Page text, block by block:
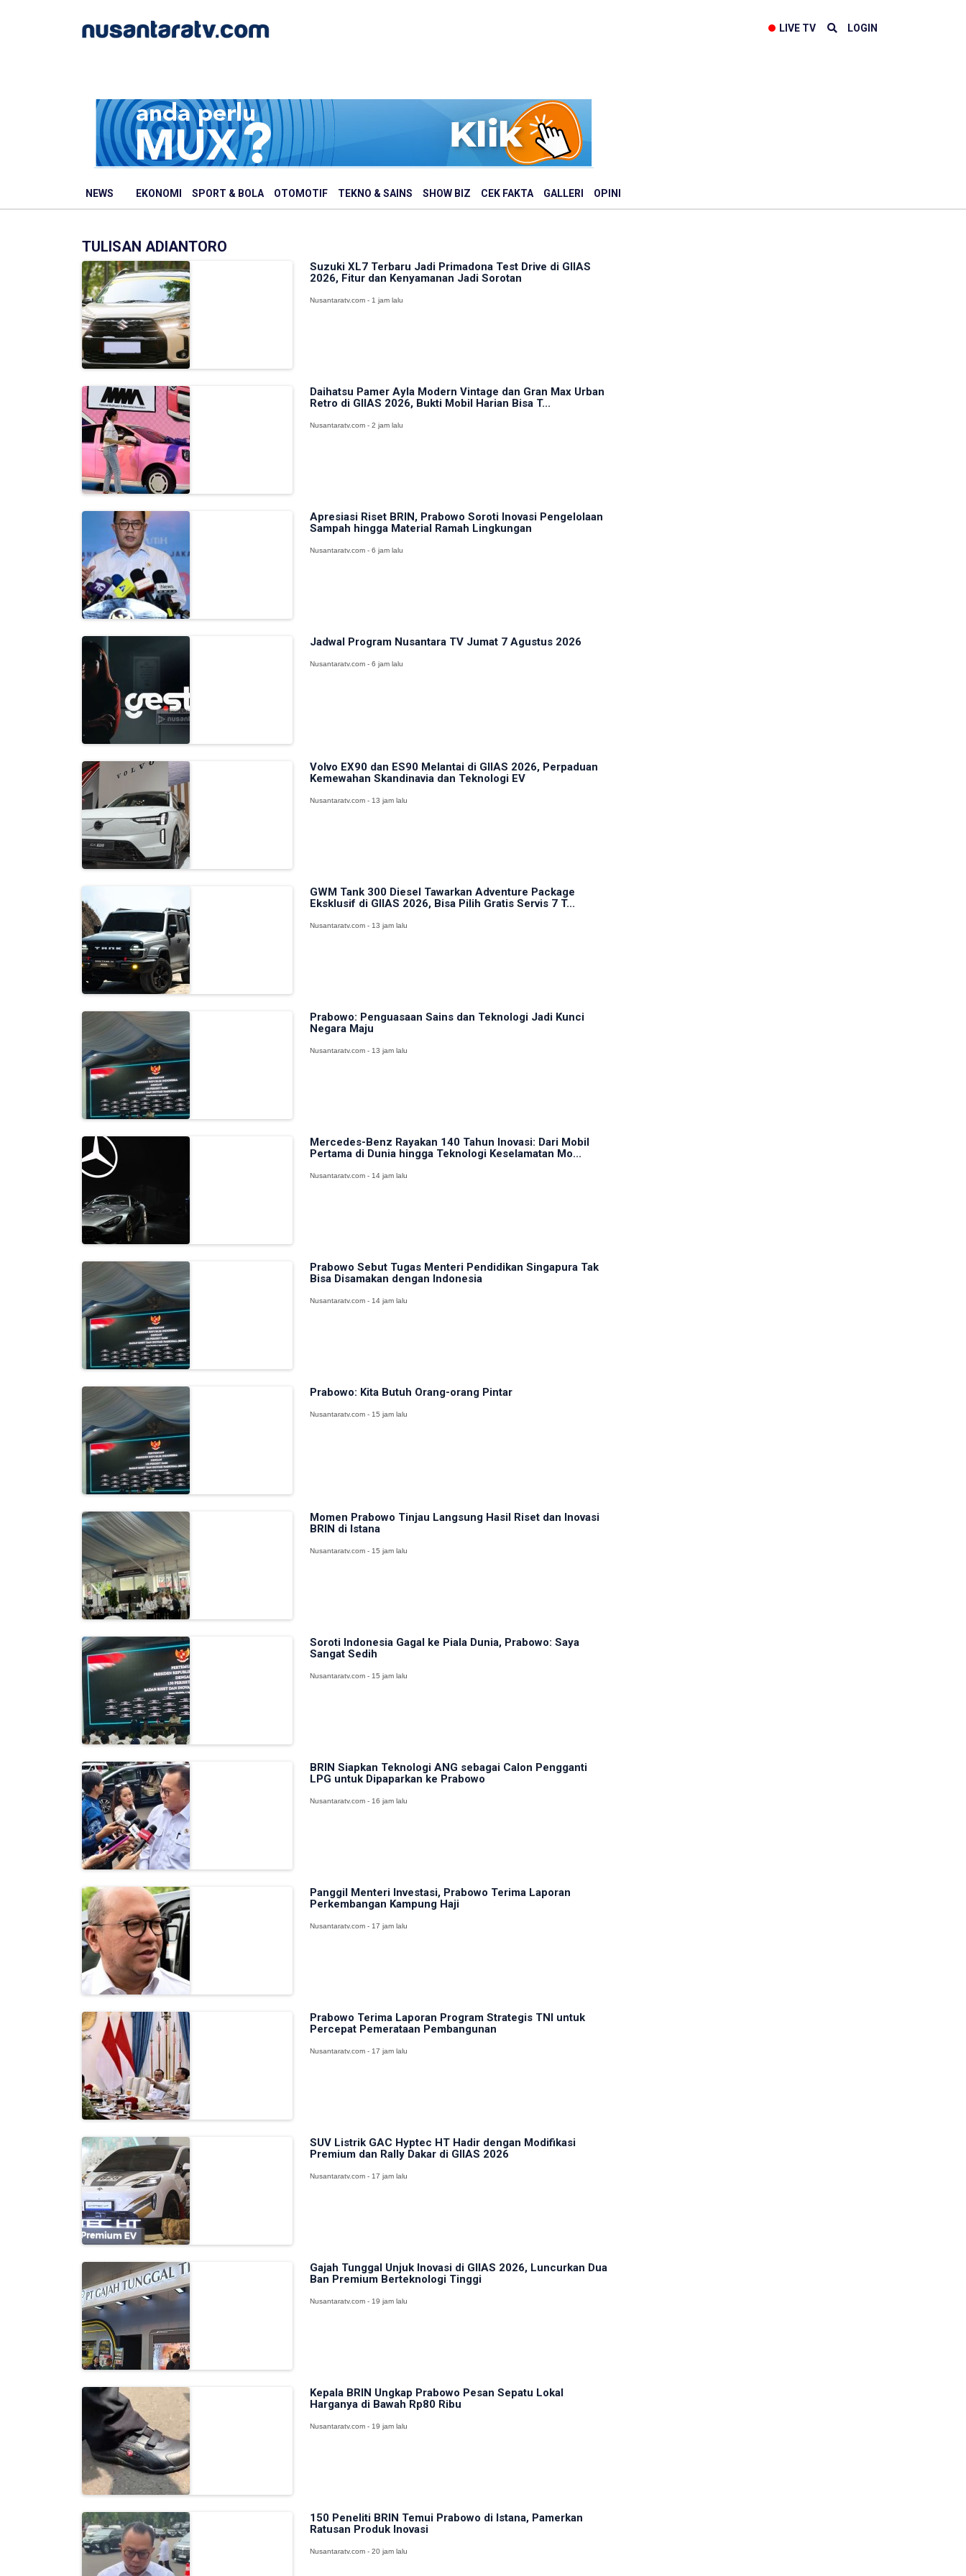
LIVE TV LOGIN
NEWS EKONOMI SPORT & BOLA OTOMOTIF TEKNO & SAINS SHOW BIZ CEK FAKTA GALLERI OPINI
TULISAN ADIANTORO
Suzuki XL7 Terbaru Jadi Primadona Test Drive di GIIAS
2026, Fitur dan Kenyamanan Jadi Sorotan
Nusantaratv.com - 1 jam lalu
Daihatsu Pamer Ayla Modern Vintage dan Gran Max Urban
Retro di GIIAS 2026, Bukti Mobil Harian Bisa T...
Nusantaratv.com - 2 jam lalu
Apresiasi Riset BRIN, Prabowo Soroti Inovasi Pengelolaan
Sampah hingga Material Ramah Lingkungan
Nusantaratv.com - 6 jam lalu
Jadwal Program Nusantara TV Jumat 7 Agustus 2026
Nusantaratv.com - 6 jam lalu
Volvo EX90 dan ES90 Melantai di GIIAS 2026, Perpaduan
Kemewahan Skandinavia dan Teknologi EV
Nusantaratv.com - 13 jam lalu
GWM Tank 300 Diesel Tawarkan Adventure Package
Eksklusif di GIIAS 2026, Bisa Pilih Gratis Servis 7 T...
Nusantaratv.com - 13 jam lalu
Prabowo: Penguasaan Sains dan Teknologi Jadi Kunci
Negara Maju
Nusantaratv.com - 13 jam lalu
Mercedes-Benz Rayakan 140 Tahun Inovasi: Dari Mobil
Pertama di Dunia hingga Teknologi Keselamatan Mo...
Nusantaratv.com - 14 jam lalu
Prabowo Sebut Tugas Menteri Pendidikan Singapura Tak
Bisa Disamakan dengan Indonesia
Nusantaratv.com - 14 jam lalu
Prabowo: Kita Butuh Orang-orang Pintar
Nusantaratv.com - 15 jam lalu
Momen Prabowo Tinjau Langsung Hasil Riset dan Inovasi
BRIN di Istana
Nusantaratv.com - 15 jam lalu
Soroti Indonesia Gagal ke Piala Dunia, Prabowo: Saya
Sangat Sedih
Nusantaratv.com - 15 jam lalu
BRIN Siapkan Teknologi ANG sebagai Calon Pengganti
LPG untuk Dipaparkan ke Prabowo
Nusantaratv.com - 16 jam lalu
Panggil Menteri Investasi, Prabowo Terima Laporan
Perkembangan Kampung Haji
Nusantaratv.com - 17 jam lalu
Prabowo Terima Laporan Program Strategis TNI untuk
Percepat Pemerataan Pembangunan
Nusantaratv.com - 17 jam lalu
SUV Listrik GAC Hyptec HT Hadir dengan Modifikasi
Premium dan Rally Dakar di GIIAS 2026
Nusantaratv.com - 17 jam lalu
Gajah Tunggal Unjuk Inovasi di GIIAS 2026, Luncurkan Dua
Ban Premium Berteknologi Tinggi
Nusantaratv.com - 19 jam lalu
Kepala BRIN Ungkap Prabowo Pesan Sepatu Lokal
Harganya di Bawah Rp80 Ribu
Nusantaratv.com - 19 jam lalu
150 Peneliti BRIN Temui Prabowo di Istana, Pamerkan
Ratusan Produk Inovasi
Nusantaratv.com - 20 jam lalu